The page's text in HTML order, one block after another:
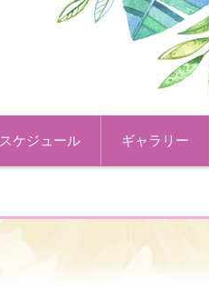
スケジュール ギャラリー